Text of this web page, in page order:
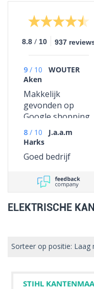
8.8 / 10 937
9 / 10
WOUTER
Aken
Makkelijk
gevonden op
Google shopping
8 / 10
J.a.a.m
Harks
Goed bedrijf
ELEKTRISCHE
Sorteer op positie: Laag
STIHL